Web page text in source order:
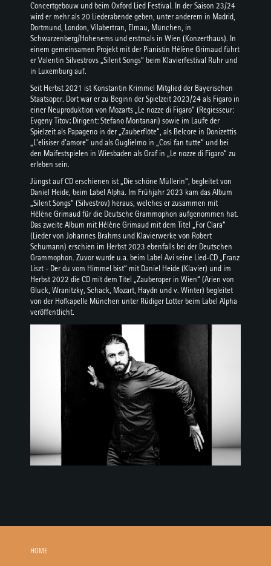
Concertgebouw und beim Oxford Lied Festival. In der Saison 23/24
wird er mehr als 20 Liederabende geben, unter anderem in Madrid,
Dortmund, London, Vilabertran, Elmau, München, in
Schwarzenberg/Hohenems und erstmals in Wien (Konzerthaus). In
einem gemeinsamen Projekt mit der Pianistin Hélène Grimaud führt
er Valentin Silvestrovs „Silent Songs“ beim Klavierfestival Ruhr und
in Luxemburg auf.
Seit Herbst 2021 ist Konstantin Krimmel Mitglied der Bayerischen
Staatsoper. Dort war er zu Beginn der Spielzeit 2023/24 als Figaro in
einer Neuproduktion von Mozarts „Le nozze di Figaro“ (Regiesseur:
Evgeny Titov; Dirigent: Stefano Montanari) sowie im Laufe der
Spielzeit als Papageno in der „Zauberflöte“, als Belcore in Donizettis
„L'elisiser d'amore“ und als Guglielmo in „Cosi fan tutte“ und bei
den Maifestspielen in Wiesbaden als Graf in „Le nozze di Figaro“ zu
erleben sein.
Jüngst auf CD erschienen ist „Die schöne Müllerin“, begleitet von
Daniel Heide, beim Label Alpha. Im Frühjahr 2023 kam das Album
„Silent Songs“ (Silvestrov) heraus, welches er zusammen mit
Hélène Grimaud für die Deutsche Grammophon aufgenommen hat.
Das zweite Album mit Hélène Grimaud mit dem Titel „For Clara“
(Lieder von Johannes Brahms und Klavierwerke von Robert
Schumann) erschien im Herbst 2023 ebenfalls bei der Deutschen
Grammophon. Zuvor wurde u.a. beim Label Avi seine Lied-CD „Franz
Liszt - Der du vom Himmel bist“ mit Daniel Heide (Klavier) und im
Herbst 2022 die CD mit dem Titel „Zauberoper in Wien“ (Arien von
Gluck, Wranitzky, Schack, Mozart, Haydn und v. Winter) begleitet
von der Hofkapelle München unter Rüdiger Lotter beim Label Alpha
veröffentlicht.
HOME